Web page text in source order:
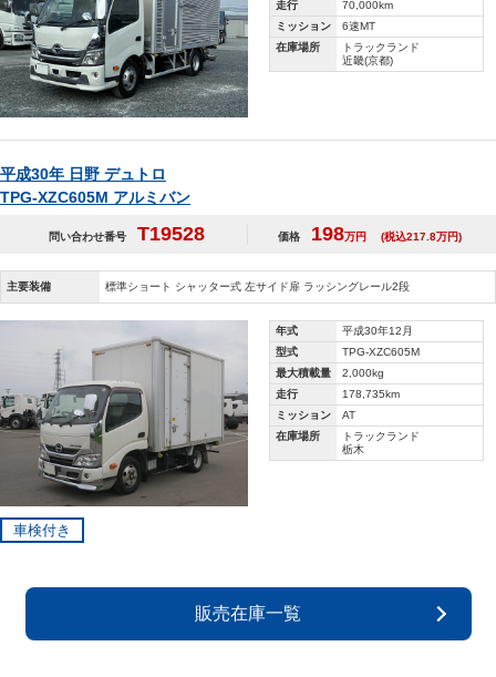
走行
70,000km
ミッション
6速MT
在庫場所
トラックランド
近畿(京都)
平成30年 日野 デュトロ
TPG-XZC605M アルミバン
問い合わせ番号 T19528 価格 198万円 (税込217.8万円)
主要装備 標準ショート シャッター式 左サイド扉 ラッシングレール2段
年式
平成30年12月
型式
TPG-XZC605M
最大積載量
2,000kg
走行
178,735km
ミッション
AT
在庫場所
トラックランド
栃木
車検付き
販売在庫一覧